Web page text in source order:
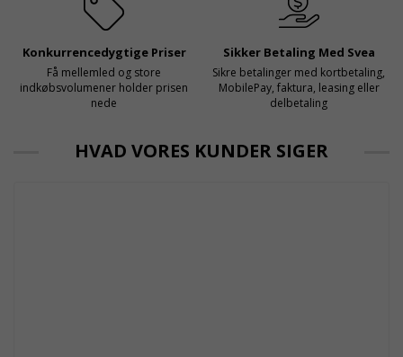
Konkurrencedygtige Priser
Få mellemled og store
indkøbsvolumener holder prisen
nede
Sikker Betaling Med Svea
Sikre betalinger med kortbetaling,
MobilePay, faktura, leasing eller
delbetaling
HVAD VORES KUNDER SIGER